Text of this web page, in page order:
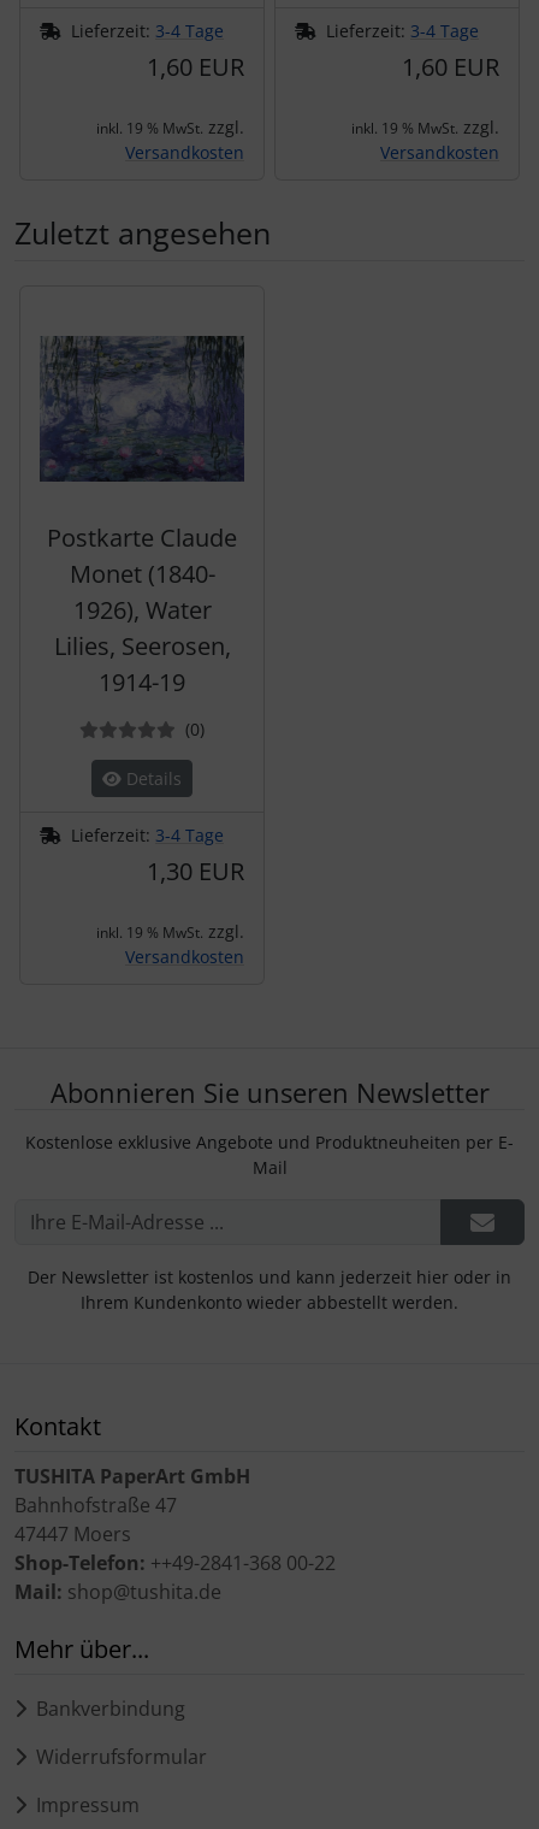
Lieferzeit: 3-4 Tage
1,60 EUR
inkl. 19 % MwSt. zzgl.
Versandkosten
Lieferzeit: 3-4 Tage
1,60 EUR
inkl. 19 % MwSt. zzgl.
Versandkosten
Zuletzt angesehen
Postkarte Claude
Monet (1840-
1926), Water
Lilies, Seerosen,
1914-19
(0Bewertungen
)
Details
Lieferzeit: 3-4 Tage
1,30 EUR
inkl. 19 % MwSt. zzgl.
Versandkosten
Abonnieren Sie unseren Newsletter
Kostenlose exklusive Angebote und Produktneuheiten per E-
Mail
Der Newsletter ist kostenlos und kann jederzeit hier oder in
Ihrem Kundenkonto wieder abbestellt werden.
Kontakt
TUSHITA PaperArt GmbH
Bahnhofstraße 47
47447 Moers
Shop-Telefon: ++49-2841-368 00-22
Mail: shop@tushita.de
Mehr über...
Bankverbindung
Widerrufsformular
Impressum